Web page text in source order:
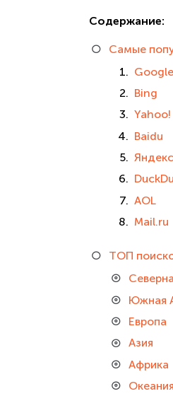
Содержание:
Самые
Google
Bing
Yahoo!
Baidu
Яндекс
AOL
Mail.ru
ТОП
Южная
Европа
Азия
Африка
Океания